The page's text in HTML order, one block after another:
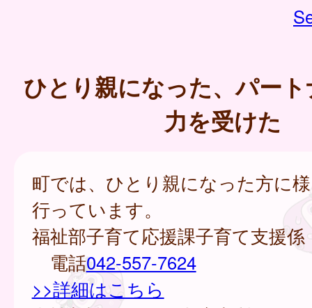
ひとり親になった、パー
力を受けた
町では、ひとり親になった方に
行っています。
福祉部子育て応援課子育て支援係
電話042-557-7624
>>詳細はこちら